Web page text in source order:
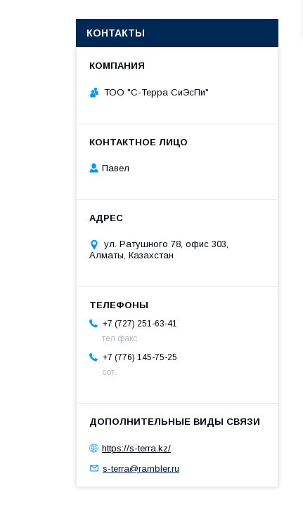
КОНТАКТЫ
ТОО "С-Терра СиЭсПи"
Павел
ул. Ратушного 78, офис 303,
Алматы, Казахстан
+7 (727) 251-63-41
тел.факс
+7 (776) 145-75-25
сот.
https://s-terra.kz/
s-terra@rambler.ru